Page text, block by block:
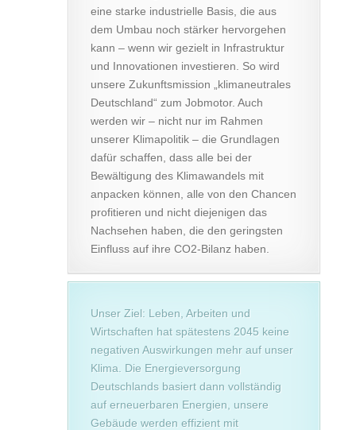
eine starke industrielle Basis, die aus
dem Umbau noch stärker hervorgehen
kann – wenn wir gezielt in Infrastruktur
und Innovationen investieren. So wird
unsere Zukunftsmission „klimaneutrales
Deutschland“ zum Jobmotor. Auch
werden wir – nicht nur im Rahmen
unserer Klimapolitik – die Grundlagen
dafür schaffen, dass alle bei der
Bewältigung des Klimawandels mit
anpacken können, alle von den Chancen
profitieren und nicht diejenigen das
Nachsehen haben, die den geringsten
Einfluss auf ihre CO2-Bilanz haben.
Unser Ziel: Leben, Arbeiten und
Wirtschaften hat spätestens 2045 keine
negativen Auswirkungen mehr auf unser
Klima. Die Energieversorgung
Deutschlands basiert dann vollständig
auf erneuerbaren Energien, unsere
Gebäude werden effizient mit